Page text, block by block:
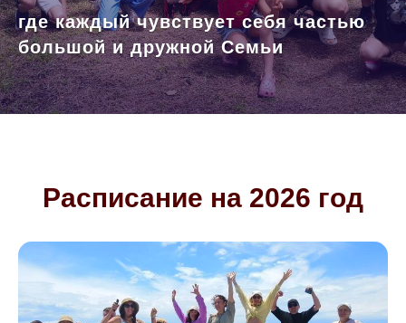
где каждый чувствует себя частью
большой и дружной Семьи
Расписание на 2026 год